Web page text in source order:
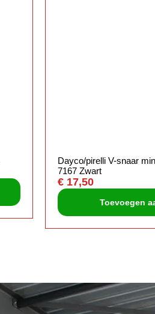
Dayco/pirelli V-snaar
7167 Zwart
€ 17,50
Toevoegen